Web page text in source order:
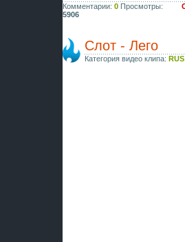
Комментарии: 0 Просмотры:
5906
Слот - Лего
Категория видео клипа: RUS